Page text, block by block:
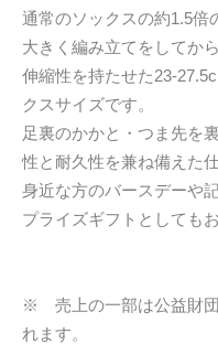
通常のソックスの約1.5倍
大きく編み立てをしてか
伸縮性を持たせた23-
クスサイズです。
足裏のかかと・つま先を
性と耐久性を兼ね備えた仕
身近な方のバースデーや
プライズギフトとしても
※ 売上の一部は公益財団
れます。